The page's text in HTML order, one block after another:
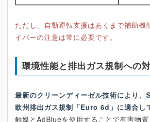
ただし、自動運転支援はあくまで補助機
イバーの注意は常に必要です。
環境性能と排出ガス規制への
最新のクリーンディーゼル技術により、
欧州排出ガス規制「Euro 6d」に適合し
触媒とAdBlueを使用することで有害物